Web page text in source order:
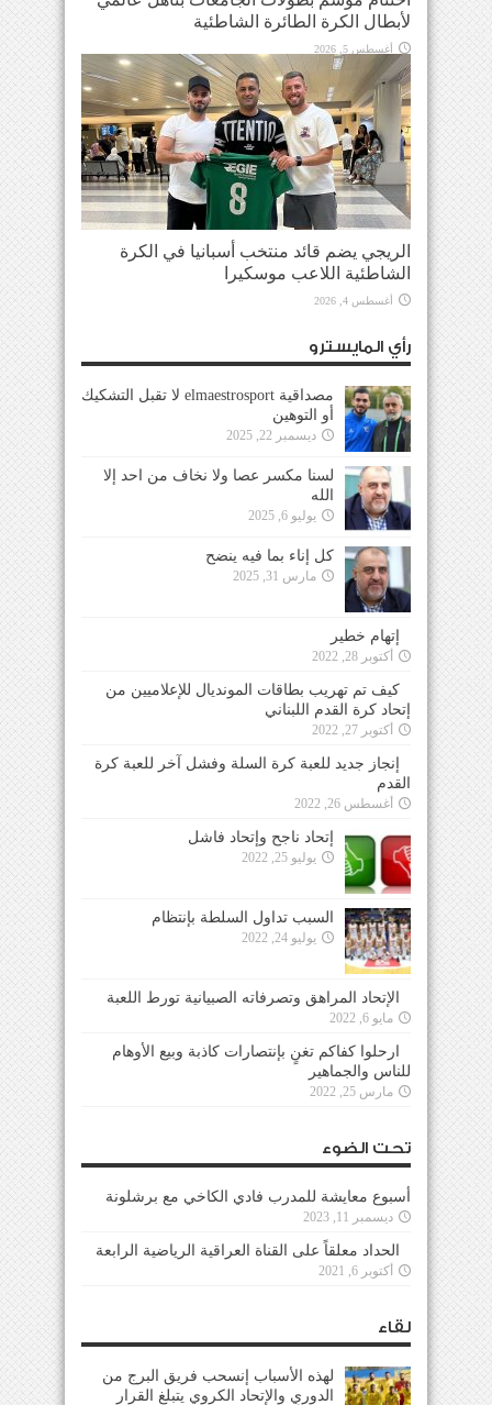
لأبطال الكرة الطائرة الشاطئية
أغسطس 5, 2026
الريجي يضم قائد منتخب أسبانيا في الكرة
الشاطئية اللاعب موسكيرا
أغسطس 4, 2026
رأي المايسترو
مصداقية elmaestrosport لا تقبل التشكيك
أو التوهين
ديسمبر 22, 2025
لسنا مكسر عصا ولا نخاف من احد إلا
الله
يوليو 6, 2025
كل إناء بما فيه ينضح
مارس 31, 2025
إتهام خطير
أكتوبر 28, 2022
كيف تم تهريب بطاقات المونديال للإعلاميين من
إتحاد كرة القدم اللبناني
أكتوبر 27, 2022
إنجاز جديد للعبة كرة السلة وفشل آخر للعبة كرة
القدم
أغسطس 26, 2022
إتحاد ناجح وإتحاد فاشل
يوليو 25, 2022
السبب تداول السلطة بإنتظام
يوليو 24, 2022
الإتحاد المراهق وتصرفاته الصبيانية تورط اللعبة
مايو 6, 2022
ارحلوا كفاكم تغنٍ بإنتصارات كاذبة وبيع الأوهام
للناس والجماهير
مارس 25, 2022
تحت الضوء
أسبوع معايشة للمدرب فادي الكاخي مع برشلونة
ديسمبر 11, 2023
الحداد معلقاً على القناة العراقية الرياضية الرابعة
أكتوبر 6, 2021
لقاء
لهذه الأسباب إنسحب فريق البرج من
الدوري والإتحاد الكروي يتبلغ القرار